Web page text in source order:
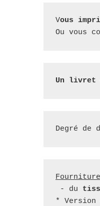
Vous
Un
Degré
- du
*